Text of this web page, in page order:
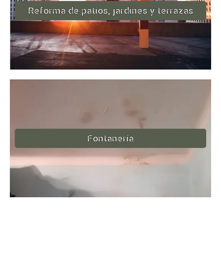
Reforma de patios, jardines y terrazas
Fontanería